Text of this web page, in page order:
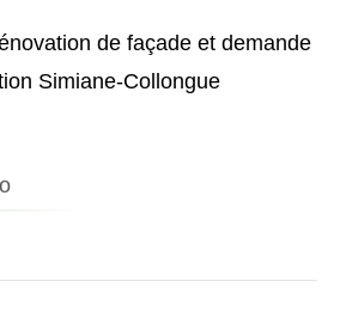
de façade et demande
Simiane-Collongue